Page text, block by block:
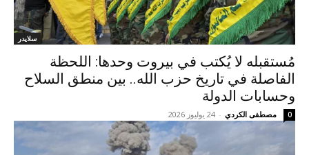
سلايدر
مُستقبله لا يُكتب في بيروت وحدها: اللحظة
الفاصلة في تاريخ حزب الله.. بين منطق السلاح
وحسابات الدولة
مصطفى الكردي - 24 يوليوز 2026 0